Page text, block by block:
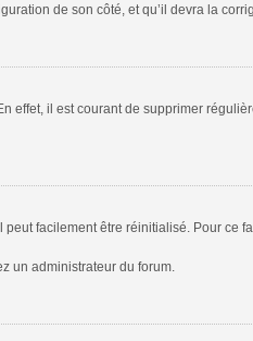
de son côté, et qu’il devra la
effet, il est courant de supprimer
facilement être réinitialisé. Pour ce
un administrateur du forum.